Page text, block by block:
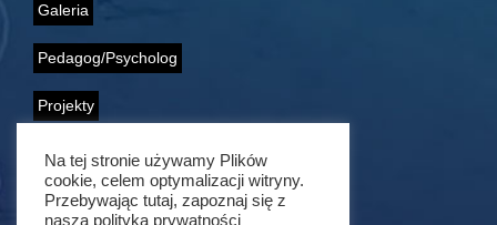
Galeria
Pedagog/Psycholog
Projekty
Samorząd Uczniowski
Wolontariat
Na tej stronie używamy Plików
cookie, celem optymalizacji witryny.
Przebywając tutaj, zapoznaj się z
naszą polityką prywatności